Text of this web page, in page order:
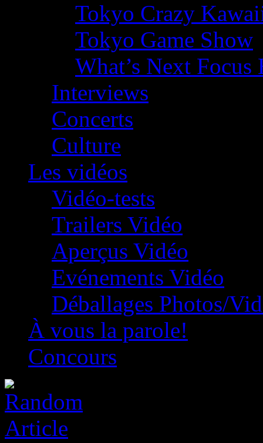
Tokyo Crazy
Tokyo Game Show
What’s Next
Interviews
Concerts
Culture
Les vidéos
Vidéo-tests
Trailers Vidéo
Aperçus Vidéo
Evénements Vidéo
Déballages Photos/
À vous la parole!
Concours